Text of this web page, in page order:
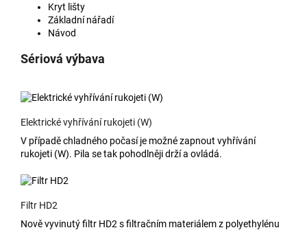
Kryt lišty
Základní nářadí
Návod
Sériová výbava
Elektrické vyhřívání rukojeti (W)
V případě chladného počasí je možné zapnout vyhřívání
rukojeti (W). Pila se tak pohodlněji drží a ovládá.
Filtr HD2
Nově vyvinutý filtr HD2 s filtračním materiálem z polyethylénu